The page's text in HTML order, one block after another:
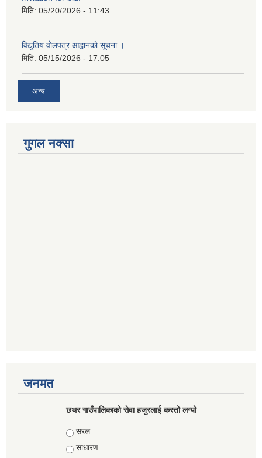
मिति: 05/20/2026 - 11:43
विद्युतिय वोलपत्र आह्वानको सूचना ।
मिति: 05/15/2026 - 17:05
अन्य
गुगल नक्सा
जनमत
छथर गाउँपालिकाको सेवा हजुरलाई कस्तो लग्यो
Choices
सरल
साधारण